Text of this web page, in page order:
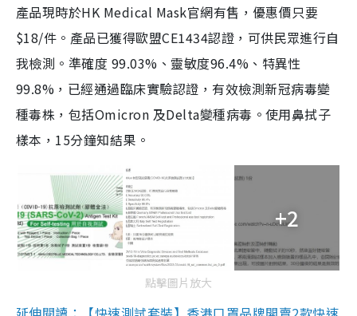
產品現時於HK Medical Mask官網有售，優惠價只要
$18/件。產品已獲得歐盟CE1434認證，可供民眾進行自
我檢測。準確度 99.03%、靈敏度96.4%、特異性
99.8%，已經通過臨床實驗認證，有效檢測新冠病毒變
種毒株，包括Omicron 及Delta變種病毒。使用鼻拭子
樣本，15分鐘知結果。
+2
點擊圖片放大